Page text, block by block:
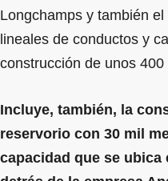
Longchamps y también
lineales de conductos y
construcción de unos 400
Incluye, también, la
reservorio con 30 mil
capacidad que se